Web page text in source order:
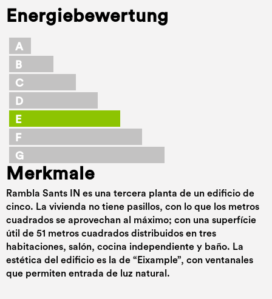
Energiebewertung
A
B
C
D
E
F
G
Merkmale
Rambla Sants IN es una tercera planta de un edificio de
cinco. La vivienda no tiene pasillos, con lo que los metros
cuadrados se aprovechan al máximo; con una superfície
útil de 51 metros cuadrados distribuidos en tres
habitaciones, salón, cocina independiente y baño. La
estética del edificio es la de “Eixample”, con ventanales
que permiten entrada de luz natural.